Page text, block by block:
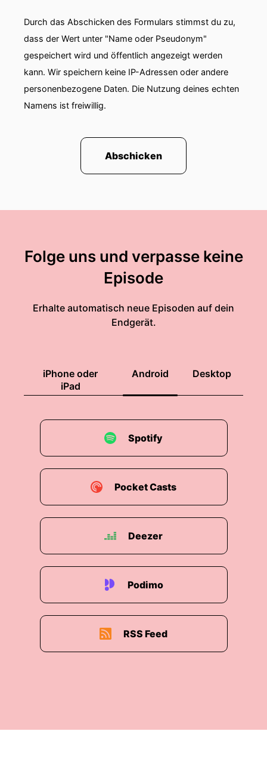
Durch das Abschicken des Formulars stimmst du zu,
dass der Wert unter "Name oder Pseudonym"
gespeichert wird und öffentlich angezeigt werden
kann. Wir speichern keine IP-Adressen oder andere
personenbezogene Daten. Die Nutzung deines echten
Namens ist freiwillig.
Abschicken
Folge uns und verpasse keine
Episode
Erhalte automatisch neue Episoden auf dein
Endgerät.
iPhone oder
iPad
Android Desktop
Spotify
Pocket Casts
Deezer
Podimo
RSS Feed